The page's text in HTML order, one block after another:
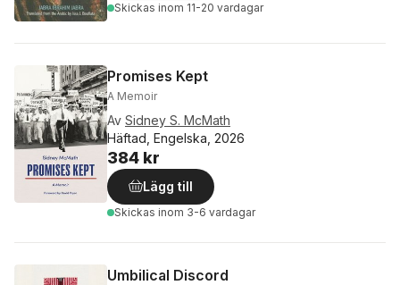
Skickas inom 11-20 vardagar
Promises Kept
A Memoir
Av Sidney S. McMath
Häftad, Engelska, 2026
384 kr
Lägg till
Skickas inom 3-6 vardagar
Umbilical Discord